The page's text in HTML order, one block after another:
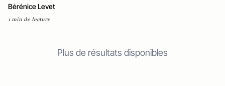
Bérénice Levet
1 min de lecture
Plus de résultats disponibles